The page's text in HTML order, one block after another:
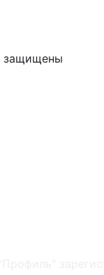
защищены